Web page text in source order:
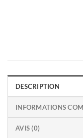
DESCRIPTION
INFORMATIONS
AVIS (0)